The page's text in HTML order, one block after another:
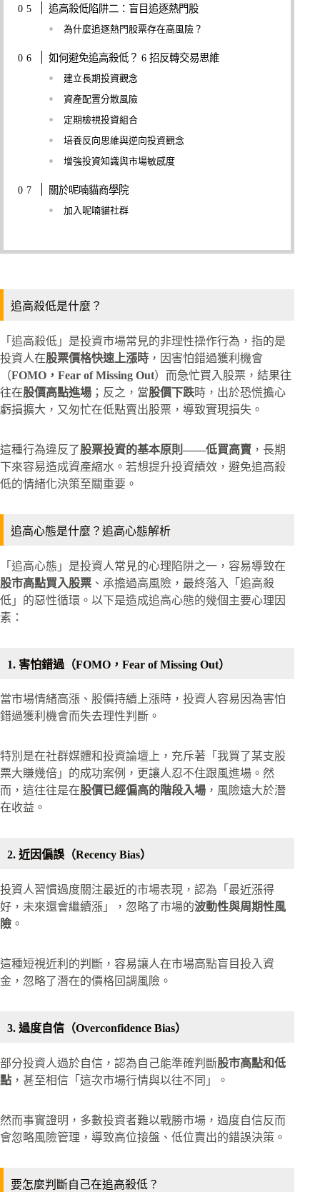
追高殺低陷阱二：盲目追逐熱門股
為什麼追逐熱門股票存在高風險？
如何避免追高殺低？ 6 招反轉交易思維
建立長期投資觀念
資產配置分散風險
定期檢視投資組合
培養反向思維與逆向投資觀念
增強投資知識與市場敏感度
關於呢喃貓商學院
加入呢喃貓社群
追高殺低是什麼？
「追高殺低」是投資市場常見的非理性操作行為，指的是
投資人在股票價格快速上漲時 ，因害怕錯過獲利機會
（FOMO，Fear of Missing Out）而急忙買入股票，結果往
往在股價高點進場 ；反之，當股價下跌時，出於恐慌擔心
虧損擴大，又匆忙在低點賣出股票，導致實現損失。
這種行為違反了股票投資的基本原則——低買高賣 ，長期
下來容易造成資產縮水。若想提升投資績效，避免追高殺
低的情緒化決策至關重要。
追高心態是什麼？追高心態解析
「追高心態」是投資人常見的心理陷阱之一，容易導致在
股市高點買入股票 、承擔過高風險，最終落入「追高殺
低」的惡性循環。以下是造成追高心態的幾個主要心理因
素：
1. 害怕錯過（FOMO，Fear of Missing Out）
當市場情緒高漲、股價持續上漲時，投資人容易因為害怕
錯過獲利機會而失去理性判斷。
特別是在社群媒體和投資論壇上，充斥著「我買了某支股
票大賺幾倍」的成功案例，更讓人忍不住跟風進場。然
而，這往往是在股價已經偏高的階段入場 ，風險遠大於潛
在收益。
2. 近因偏誤（Recency Bias）
投資人習慣過度關注最近的市場表現，認為「最近漲得
好，未來還會繼續漲」，忽略了市場的波動性與周期性風
險 。
這種短視近利的判斷，容易讓人在市場高點盲目投入資
金，忽略了潛在的價格回調風險。
3. 過度自信（Overconfidence Bias）
部分投資人過於自信，認為自己能準確判斷股市高點和低
點 ，甚至相信「這次市場行情與以往不同」。
然而事實證明，多數投資者難以戰勝市場，過度自信反而
會忽略風險管理，導致高位接盤、低位賣出的錯誤決策。
要怎麼判斷自己在追高殺低？